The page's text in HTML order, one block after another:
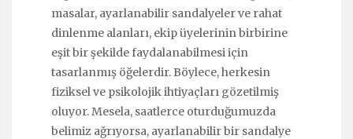
masalar, ayarlanabilir sandalyeler ve rahat
dinlenme alanları, ekip üyelerinin birbirine
eşit bir şekilde faydalanabilmesi için
tasarlanmış öğelerdir. Böylece, herkesin
fiziksel ve psikolojik ihtiyaçları gözetilmiş
oluyor. Mesela, saatlerce oturduğumuzda
belimiz ağrıyorsa, ayarlanabilir bir sandalye